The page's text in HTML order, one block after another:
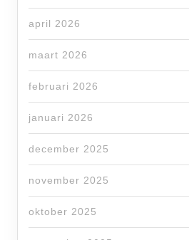
april 2026
maart 2026
februari 2026
januari 2026
december 2025
november 2025
oktober 2025